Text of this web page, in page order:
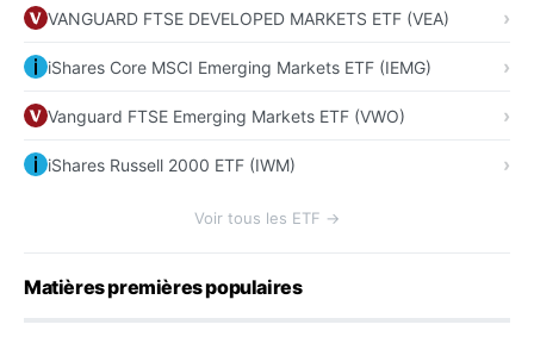
VANGUARD FTSE DEVELOPED MARKETS ETF (VEA)
iShares Core MSCI Emerging Markets ETF (IEMG)
Vanguard FTSE Emerging Markets ETF (VWO)
iShares Russell 2000 ETF (IWM)
Voir tous les ETF →
Matières premières populaires